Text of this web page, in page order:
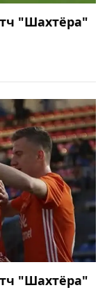
"Шахтёра"
"Шахтёра"